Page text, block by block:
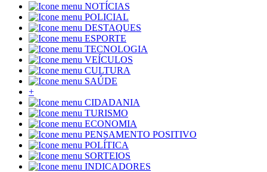
NOTÍCIAS
POLICIAL
DESTAQUES
ESPORTE
TECNOLOGIA
VEÍCULOS
CULTURA
SAÚDE
+
CIDADANIA
TURISMO
ECONOMIA
PENSAMENTO POSITIVO
POLÍTICA
SORTEIOS
INDICADORES